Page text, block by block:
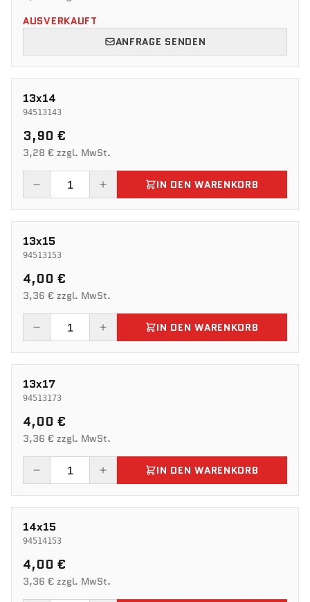
AUSVERKAUFT
ANFRAGE SENDEN
13x14
94513143
3,90 €
3,28 € zzgl. MwSt.
IN DEN WARENKORB
13x15
94513153
4,00 €
3,36 € zzgl. MwSt.
IN DEN WARENKORB
13x17
94513173
4,00 €
3,36 € zzgl. MwSt.
IN DEN WARENKORB
14x15
94514153
4,00 €
3,36 € zzgl. MwSt.